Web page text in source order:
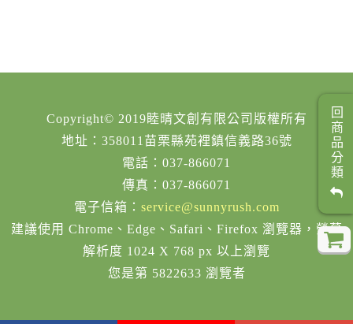
Copyright© 2019睦晴文創有限公司版權所有
地址：358011苗栗縣苑裡鎮信義路36號
電話：037-866071
傳真：037-866071
電子信箱： service@sunnyrush.com
建議使用 Chrome、Edge、Safari、Firefox 瀏覽器，螢幕
解析度 1024 X 768 px 以上瀏覽
您是第 5822633 瀏覽者
回商品分類